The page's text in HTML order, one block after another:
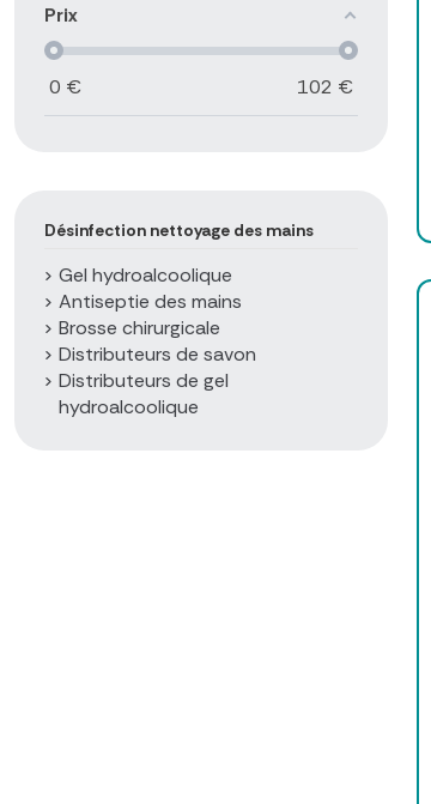
Prix
0 € 102 €
Désinfection nettoyage des mains
Gel hydroalcoolique
Antiseptie des mains
Brosse chirurgicale
Distributeurs de savon
Distributeurs de gel
hydroalcoolique